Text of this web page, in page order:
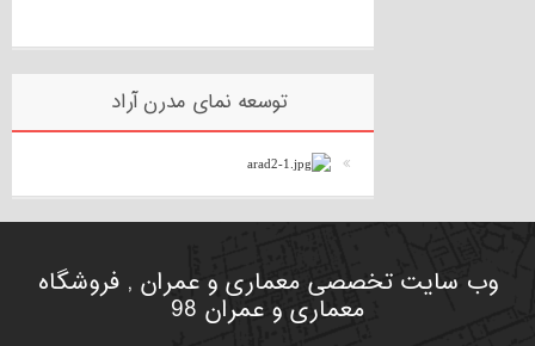
توسعه نمای مدرن آراد
وب سایت تخصصی معماری و عمران , فروشگاه
معماری و عمران 98